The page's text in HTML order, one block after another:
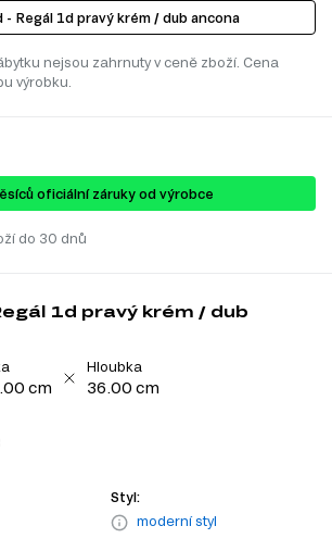
- Regál 1d pravý krém / dub ancona
nejsou zahrnuty v ceně zboží. Cena
výrobku.
oficiální záruky od výrobce
do 30 dnů
1d pravý krém / dub
cm
Hloubka
36.00 cm
Styl:
moderní styl